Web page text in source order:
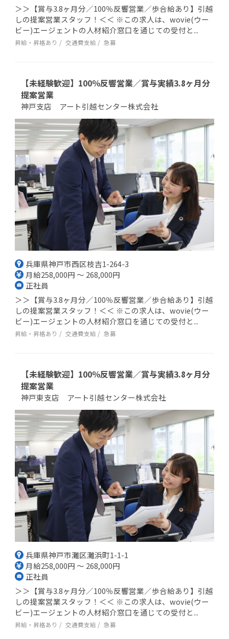
＞＞【賞与3.8ヶ月分／100％反響営業／歩合給あり】引越
しの提案営業スタッフ！＜＜ ※この求人は、wovie(ウー
ビー)エージェントの人材紹介窓口を通じての受付と...
昇給・昇格あり 交通費支給 急募
【未経験歓迎】100％反響営業／賞与実績3.8ヶ月分
提案営業
神戸支店 アート引越センター株式会社
兵庫県神戸市西区枝吉1-264-3
月給258,000円 ～ 268,000円
正社員
＞＞【賞与3.8ヶ月分／100％反響営業／歩合給あり】引越
しの提案営業スタッフ！＜＜ ※この求人は、wovie(ウー
ビー)エージェントの人材紹介窓口を通じての受付と...
昇給・昇格あり 交通費支給 急募
【未経験歓迎】100％反響営業／賞与実績3.8ヶ月分
提案営業
神戸東支店 アート引越センター株式会社
兵庫県神戸市灘区灘浜町1-1-1
月給258,000円 ～ 268,000円
正社員
＞＞【賞与3.8ヶ月分／100％反響営業／歩合給あり】引越
しの提案営業スタッフ！＜＜ ※この求人は、wovie(ウー
ビー)エージェントの人材紹介窓口を通じての受付と...
昇給・昇格あり 交通費支給 急募